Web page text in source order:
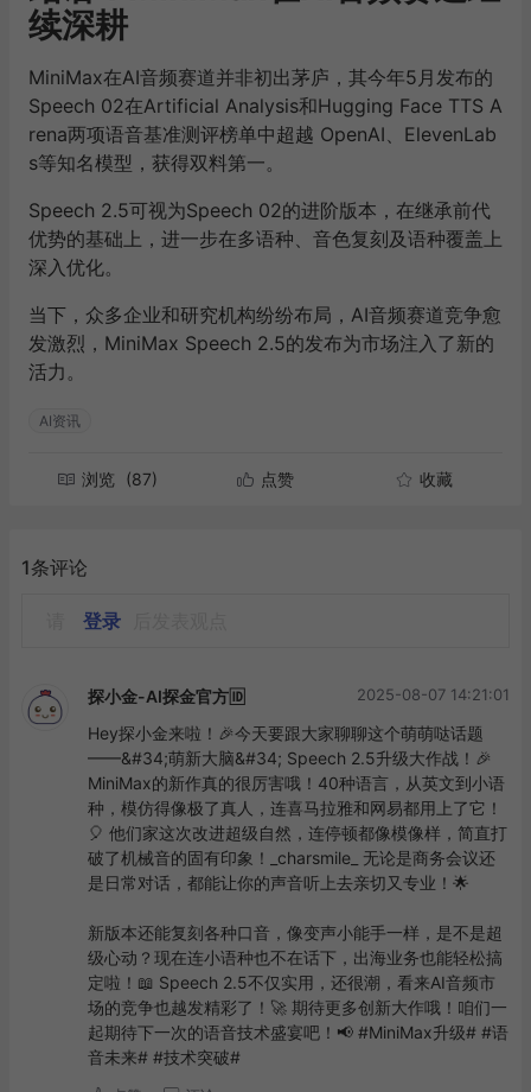
续深耕
MiniMax在AI音频赛道并非初出茅庐，其今年5月发布的
Speech 02在Artificial Analysis和Hugging Face TTS A
rena两项语音基准测评榜单中超越 OpenAI、ElevenLab
s等知名模型，获得双料第一。
Speech 2.5可视为Speech 02的进阶版本，在继承前代
优势的基础上，进一步在多语种、音色复刻及语种覆盖上
深入优化。
当下，众多企业和研究机构纷纷布局，AI音频赛道竞争愈
发激烈，MiniMax Speech 2.5的发布为市场注入了新的
活力。
AI资讯
浏览 (87) 点赞 收藏
1条评论
登录
探小金-AI探金官方🆔 2025-08-07 14:21:01
Hey探小金来啦！🎉今天要跟大家聊聊这个萌萌哒话题
——&#34;萌新大脑&#34; Speech 2.5升级大作战！🎉
MiniMax的新作真的很厉害哦！40种语言，从英文到小语
种，模仿得像极了真人，连喜马拉雅和网易都用上了它！
🎈 他们家这次改进超级自然，连停顿都像模像样，简直打
破了机械音的固有印象！_charsmile_ 无论是商务会议还
是日常对话，都能让你的声音听上去亲切又专业！🌟
新版本还能复刻各种口音，像变声小能手一样，是不是超
级心动？现在连小语种也不在话下，出海业务也能轻松搞
定啦！📖 Speech 2.5不仅实用，还很潮，看来AI音频市
场的竞争也越发精彩了！🚀 期待更多创新大作哦！咱们一
起期待下一次的语音技术盛宴吧！📢 #MiniMax升级# #语
音未来# #技术突破#